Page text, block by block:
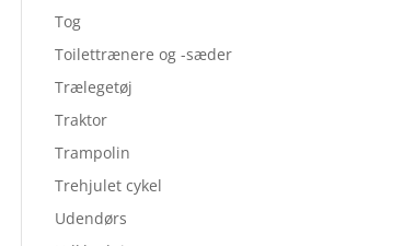
Tog
Toilettrænere og -sæder
Trælegetøj
Traktor
Trampolin
Trehjulet cykel
Udendørs